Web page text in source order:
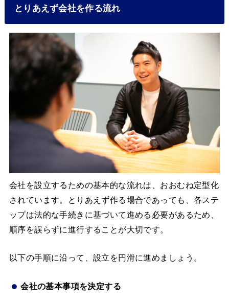
とりあえず会社を作る流れ
会社を設立するための基本的な流れは、おおむね定型化
されています。とりあえず作る場合であっても、各ステ
ップは法的な手続きに基づいて進める必要があるため、
順序を誤らずに進行することが大切です。
以下の手順に沿って、設立を円滑に進めましょう。
会社の基本事項を決定する